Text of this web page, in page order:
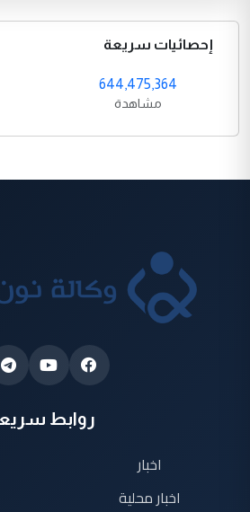
إحصائيات سريعة
644,475,364
مشاهدة
روابط
اخبار
اخبار محلية